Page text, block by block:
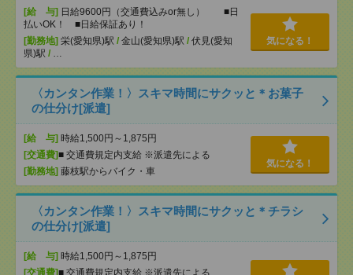
[給 与] 日給9600円（交通費込みor無し） ■日
払いOK！ ■日給保証あり！
[勤務地] 栄(愛知県)駅 / 金山(愛知県)駅 / 伏見(愛知
県)駅 / …
気になる！
〈カンタン作業！〉スキマ時間にサクッと＊お菓子
の仕分け[派遣]
[給 与] 時給1,500円～1,875円
[交通費]■ 交通費規定内支給 ※派遣先による
[勤務地] 藤枝駅からバイク・車
気になる！
〈カンタン作業！〉スキマ時間にサクッと＊チラシ
の仕分け[派遣]
[給 与] 時給1,500円～1,875円
[交通費]■ 交通費規定内支給 ※派遣先による